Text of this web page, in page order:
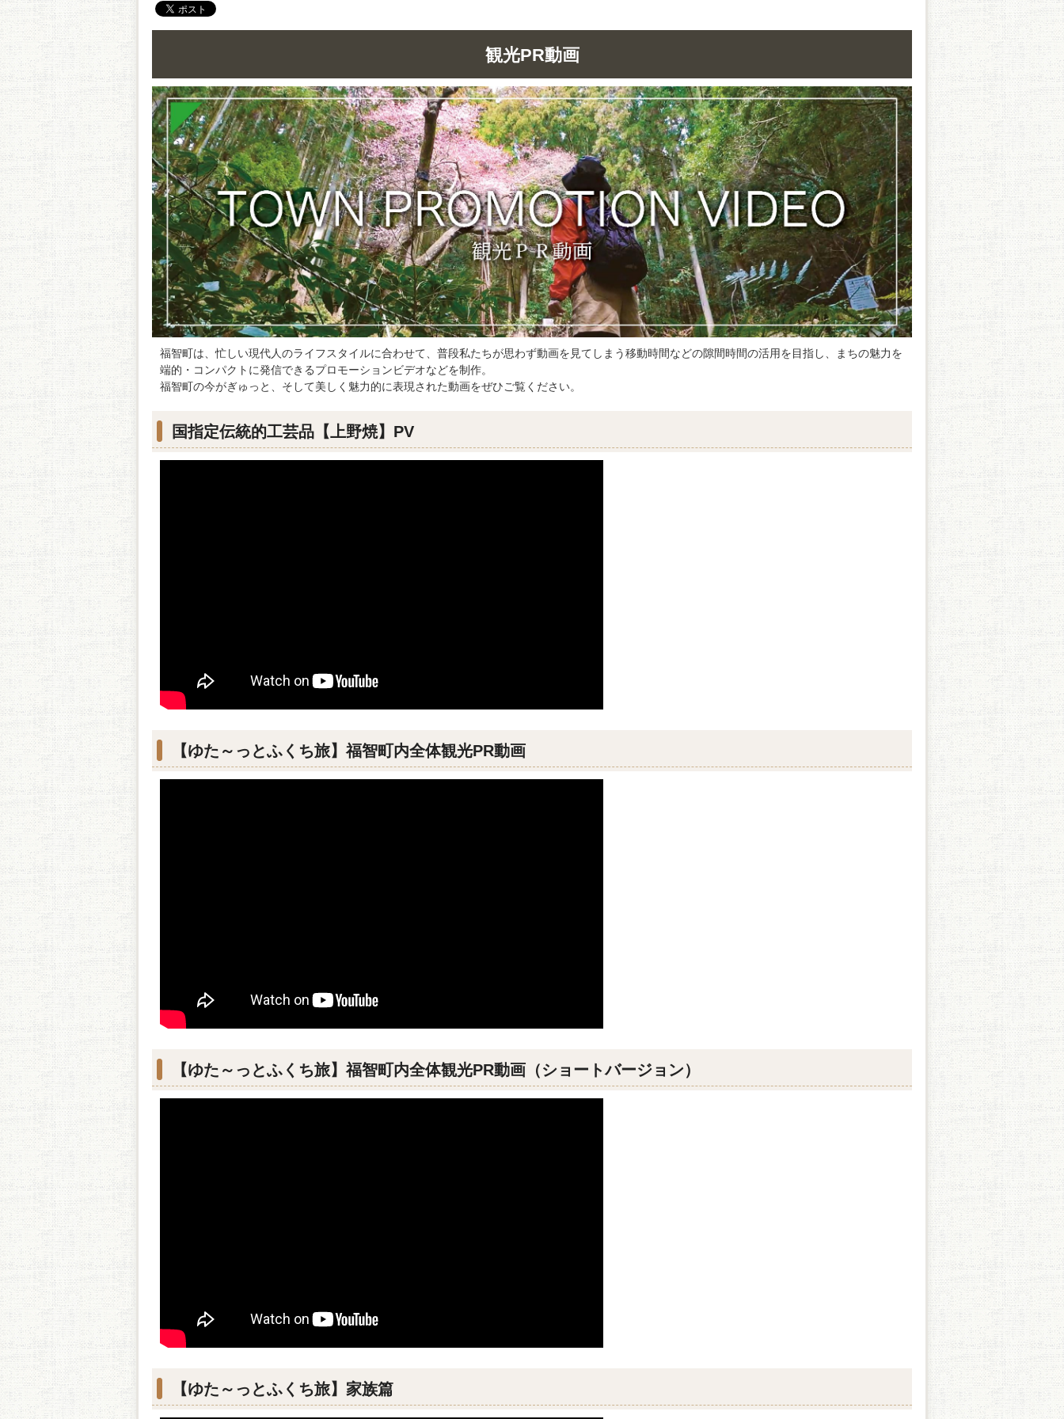
観光PR動画
福智町は、忙しい現代人のライフスタイルに合わせて、普段私たちが思わず動画を見てしまう移動時間などの隙間時間の活用を目指し、まちの魅力を
端的・コンパクトに発信できるプロモーションビデオなどを制作。
福智町の今がぎゅっと、そして美しく魅力的に表現された動画をぜひご覧ください。
国指定伝統的工芸品【上野焼】PV
【ゆた～っとふくち旅】福智町内全体観光PR動画
【ゆた～っとふくち旅】福智町内全体観光PR動画（ショートバージョン）
【ゆた～っとふくち旅】家族篇